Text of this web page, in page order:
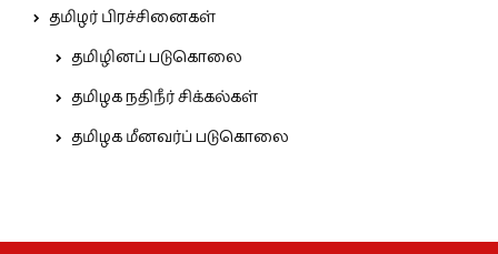
தமிழர் பிரச்சினைகள்
தமிழினப் படுகொலை
தமிழக நதிநீர் சிக்கல்கள்
தமிழக மீனவர்ப் படுகொலை